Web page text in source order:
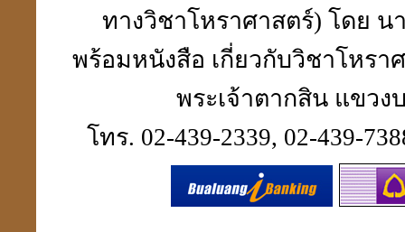
มหาเศรษฐี
ชง - ฮะ
ทางวิชาโหราศาสตร์) โดย น
พร้อมหนังสือ เกี่ยวกับวิชาโหร
พระเจ้าตากสิน แขวง
โทร. 02-439-2339, 02-439-